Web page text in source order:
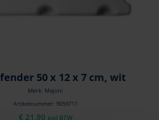
50 x 12 x 7 cm, wit
Merk: Majoni
Artikelnummer: 9059711
€ 21,90 incl BTW